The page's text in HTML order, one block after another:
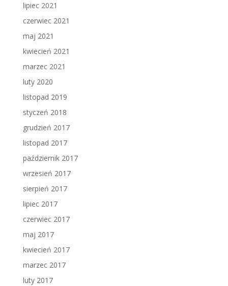
lipiec 2021
czerwiec 2021
maj 2021
kwiecień 2021
marzec 2021
luty 2020
listopad 2019
styczeń 2018
grudzień 2017
listopad 2017
październik 2017
wrzesień 2017
sierpień 2017
lipiec 2017
czerwiec 2017
maj 2017
kwiecień 2017
marzec 2017
luty 2017